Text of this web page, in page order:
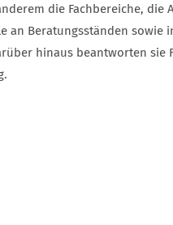
die Fachbereiche, die
an Beratungsständen sowie
hinaus beantworten sie